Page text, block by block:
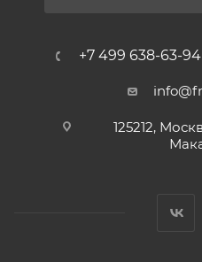
+7 499 638-63-94
125212,